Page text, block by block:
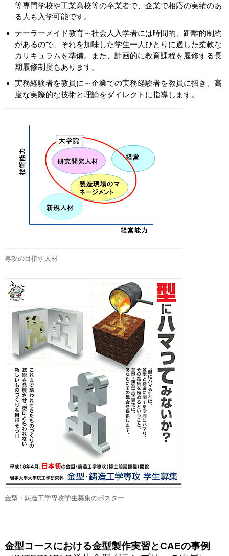
等専門学校や工業高校等の卒業者で、企業で相応の実績のあ
る人も入学可能です。
テーラーメイド教育～社会人入学者には時間的、距離的制約
があるので、それを加味した学生一人ひとりに適した柔軟な
カリキュラムを準備。また、計画的に教育課程を履修する長
期履修制度もあります。
実務経験者を教員に～企業での実務経験者を教員に招き、高
度な実際的な技術と理論をダイレクトに指導します。
専攻の目指す人材
金型・鋳造工学専攻学生募集のポスター
金型コースにおける金型製作実習とCAEの事例